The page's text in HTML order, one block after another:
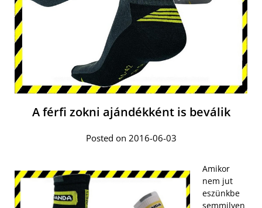
A férfi zokni ajándékként is beválik
Posted on 2016-06-03
Amikor
nem jut
eszünkbe
semmilyen